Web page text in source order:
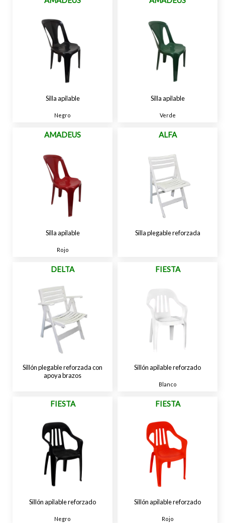
Silla apilable
Negro
Silla apilable
Verde
AMADEUS
Silla apilable
Rojo
ALFA
Silla plegable reforzada
DELTA
Sillón plegable reforzada con
apoya brazos
FIESTA
Sillón apilable reforzado
Blanco
FIESTA
Sillón apilable reforzado
Negro
FIESTA
Sillón apilable reforzado
Rojo